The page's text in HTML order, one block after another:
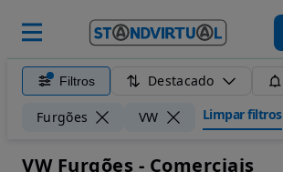
Filtros Destacado
Furgões VW Limpar filtros
VW Furgões - Comerciais